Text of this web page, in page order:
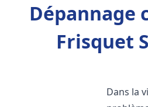
Dépannage
Frisquet
Dans la